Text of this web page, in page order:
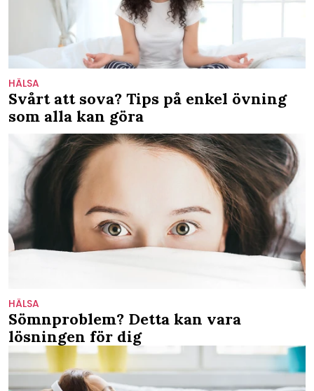
HÄLSA
Svårt att sova? Tips på enkel övning
som alla kan göra
HÄLSA
Sömnproblem? Detta kan vara
lösningen för dig